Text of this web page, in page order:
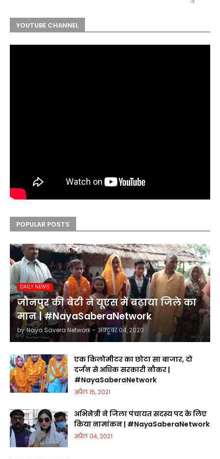
YOUTUBE CHANNEL
POPULAR POSTS
DAILY NEWS
जौनपुर की बेटी ने यूएस में बढ़ाया जिले का
मान | #NayaSaberaNetwork
by Naya Savera Network - अक्टूबर 04, 2020
एक किलोमीटर का छोटा सा बाजार, दो
दर्जन से अधिक सरकारी नौकर |
#NayaSaberaNetwork
अप्रैल 15, 2021
अभिनेत्री ने जिला पंचायत सदस्य पद के लिए
किया नामांकन | #NayaSaberaNetwork
अप्रैल 04, 2021